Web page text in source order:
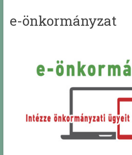
e-önkormányzat